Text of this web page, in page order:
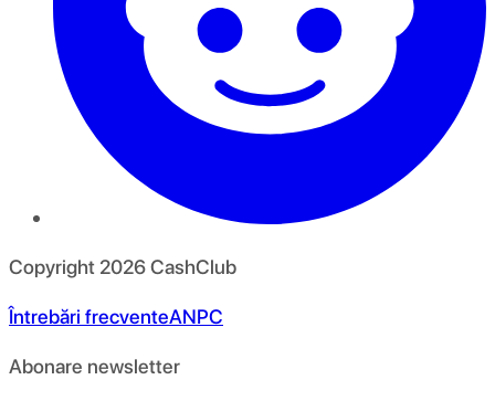
Copyright 2026CashClub
Întrebări frecventeANPC
Abonare newsletter